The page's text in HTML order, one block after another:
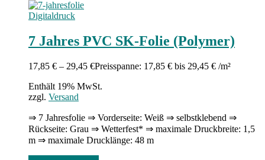
Digitaldruck
7 Jahres PVC SK-Folie (Polymer)
17,85 € – 29,45 €Preisspanne: 17,85 € bis 29,45 € /m²
Enthält 19% MwSt.
zzgl. Versand
⇒ 7 Jahresfolie ⇒ Vorderseite: Weiß ⇒ selbstklebend ⇒
Rückseite: Grau ⇒ Wetterfest* ⇒ maximale Druckbreite: 1,5
m ⇒ maximale Drucklänge: 48 m